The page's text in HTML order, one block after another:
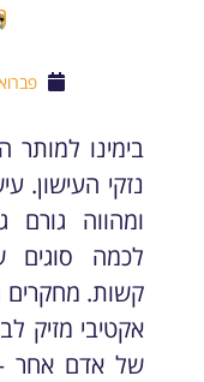
פברואר
בימינו
נזקי העישון.
ומהווה
לכמה סוגים
קשות. מחקרים
אקטיבי מזיק
של אדם אחר –